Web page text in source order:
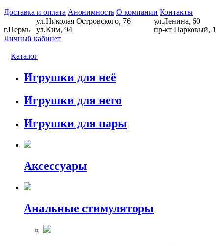
Доставка и оплата Анонимность О компании Контакты
г.Пермь
ул.Николая Островского, 76
ул.Ким, 94
ул.Ленина, 60
пр-кт Парковый, 1
Личный кабинет
Каталог
Игрушки для неё
Игрушки для него
Игрушки для пары
Аксессуары
Анальные стимуляторы